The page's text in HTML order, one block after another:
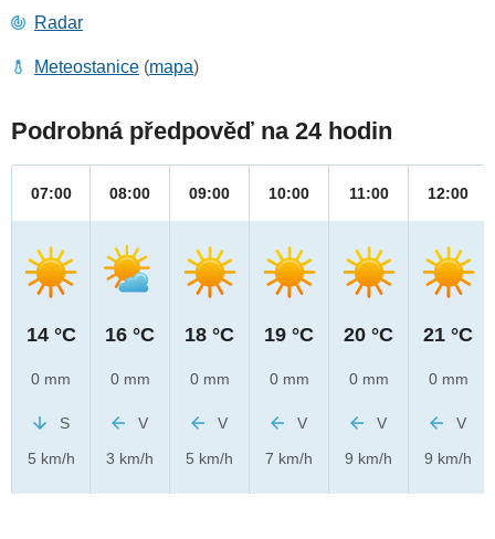
Radar
Meteostanice (mapa)
Podrobná předpověď na 24 hodin
07:00
14 °C
0 mm
S
5 km/h
08:00
16 °C
0 mm
V
3 km/h
09:00
18 °C
0 mm
V
5 km/h
10:00
19 °C
0 mm
V
7 km/h
11:00
20 °C
0 mm
V
9 km/h
12:00
21 °C
0 mm
V
9 km/h